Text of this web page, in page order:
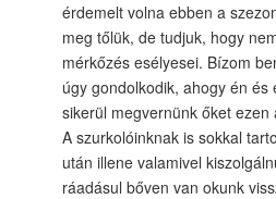
érdemelt volna ebben a
meg tőlük, de tudjuk, hogy
mérkőzés esélyesei. Bízom
úgy gondolkodik, ahogy én és
sikerül megvernünk őket
A szurkolóinknak is sokkal
után illene valamivel
ráadásul bőven van okunk